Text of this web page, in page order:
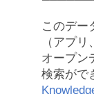
このデー
（アプ
オープン
検索がで